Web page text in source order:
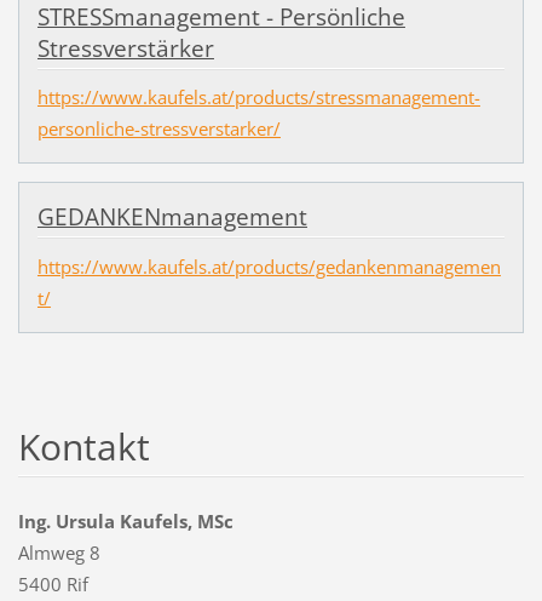
STRESSmanagement - Persönliche
Stressverstärker
https://www.kaufels.at/products/stressmanagement-
personliche-stressverstarker/
GEDANKENmanagement
https://www.kaufels.at/products/gedankenmanagemen
t/
Kontakt
Ing. Ursula Kaufels, MSc
Almweg 8
5400 Rif